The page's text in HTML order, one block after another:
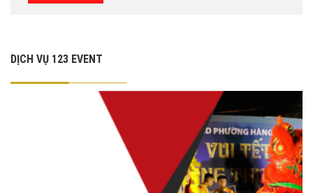
DỊCH VỤ 123 EVENT